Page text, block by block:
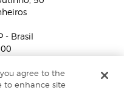
- Brasil
+55-0800-878-4050
you agree to the
to enhance site